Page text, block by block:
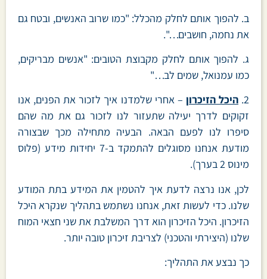
ב. להפוך אותם לחלק מהכלל: "כמו שרוב האנשים, ובטח גם
את נחמה, חושבים…".
ג. להפוך אותם לחלק מקבוצת הטובים: "אנשים מבריקים,
כמו עמנואל, שמים לב…"
2. היכל הזיכרון – אחרי שלמדנו איך לזכור את הפנים, אנו
זקוקים לדרך יעילה שתעזור לנו לזכור גם את מה שהם
סיפרו לנו לפעם הבאה. הבעיה מתחילה מכך שבצורה
מודעת אנחנו מסוגלים להתמקד ב-7 יחידות מידע (פלוס
מינוס 2 בערך).
לכן, אנו נרצה לדעת איך להטמין את המידע בתת המודע
שלנו. כדי לעשות זאת, אנחנו נשתמש בתהליך שנקרא היכל
הזיכרון. היכל הזיכרון הוא דרך המשלבת את שני חצאי המוח
שלנו (היצירתי והטכני) לצריבת זיכרון טובה יותר.
כך נבצע את התהליך: